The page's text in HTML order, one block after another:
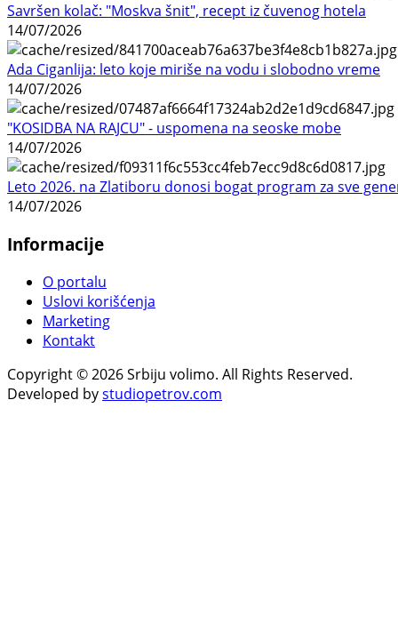
Savršen kolač: "Moskva šnit", recept iz čuvenog hotela
14/07/2026
Ada Ciganlija: leto koje miriše na vodu i slobodno vreme
14/07/2026
"KOSIDBA NA RAJCU" - uspomena na seoske mobe
14/07/2026
Leto 2026. na Zlatiboru donosi bogat program za sve
14/07/2026
Informacije
O portalu
Uslovi korišćenja
Marketing
Kontakt
Copyright © 2026 Srbiju volimo. All Rights Reserved.
Developed bystudiopetrov.com